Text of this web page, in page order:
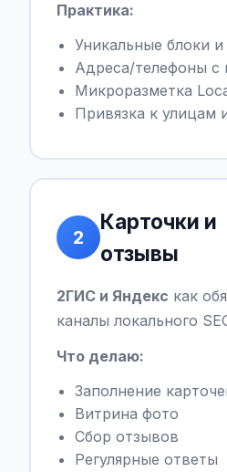
Практика:
Уникальные блоки
Адреса/телефоны с
Микроразметка
Привязка к улицам
2
Карточки и
отзывы
2ГИС и Яндекс как
каналы локального
Что делаю:
Заполнение
Витрина фото
Сбор отзывов
Регулярные ответы